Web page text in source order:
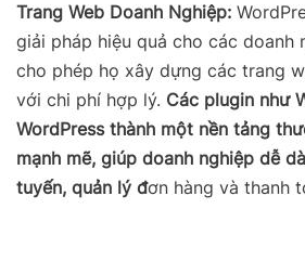
Trang Web Doanh Nghiệp:
giải pháp hiệu quả cho các doanh
cho phép họ xây dựng các trang
với chi phí hợp lý. Các plugin như
WordPress thành một nền tảng
mạnh mẽ, giúp doanh nghiệp dễ
tuyến, quản lý đơn hàng và thanh